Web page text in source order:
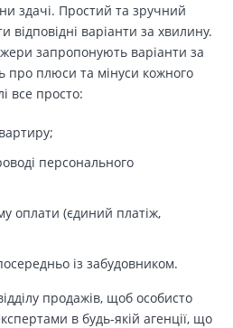
здачі. Простий та зручний
відповідні варіанти за хвилину.
запропонують варіанти за
про плюси та мінуси кожного
все просто:
персонального
оплати (єдиний платіж,
із забудовником.
продажів, щоб особисто
в будь-якій агенції, що